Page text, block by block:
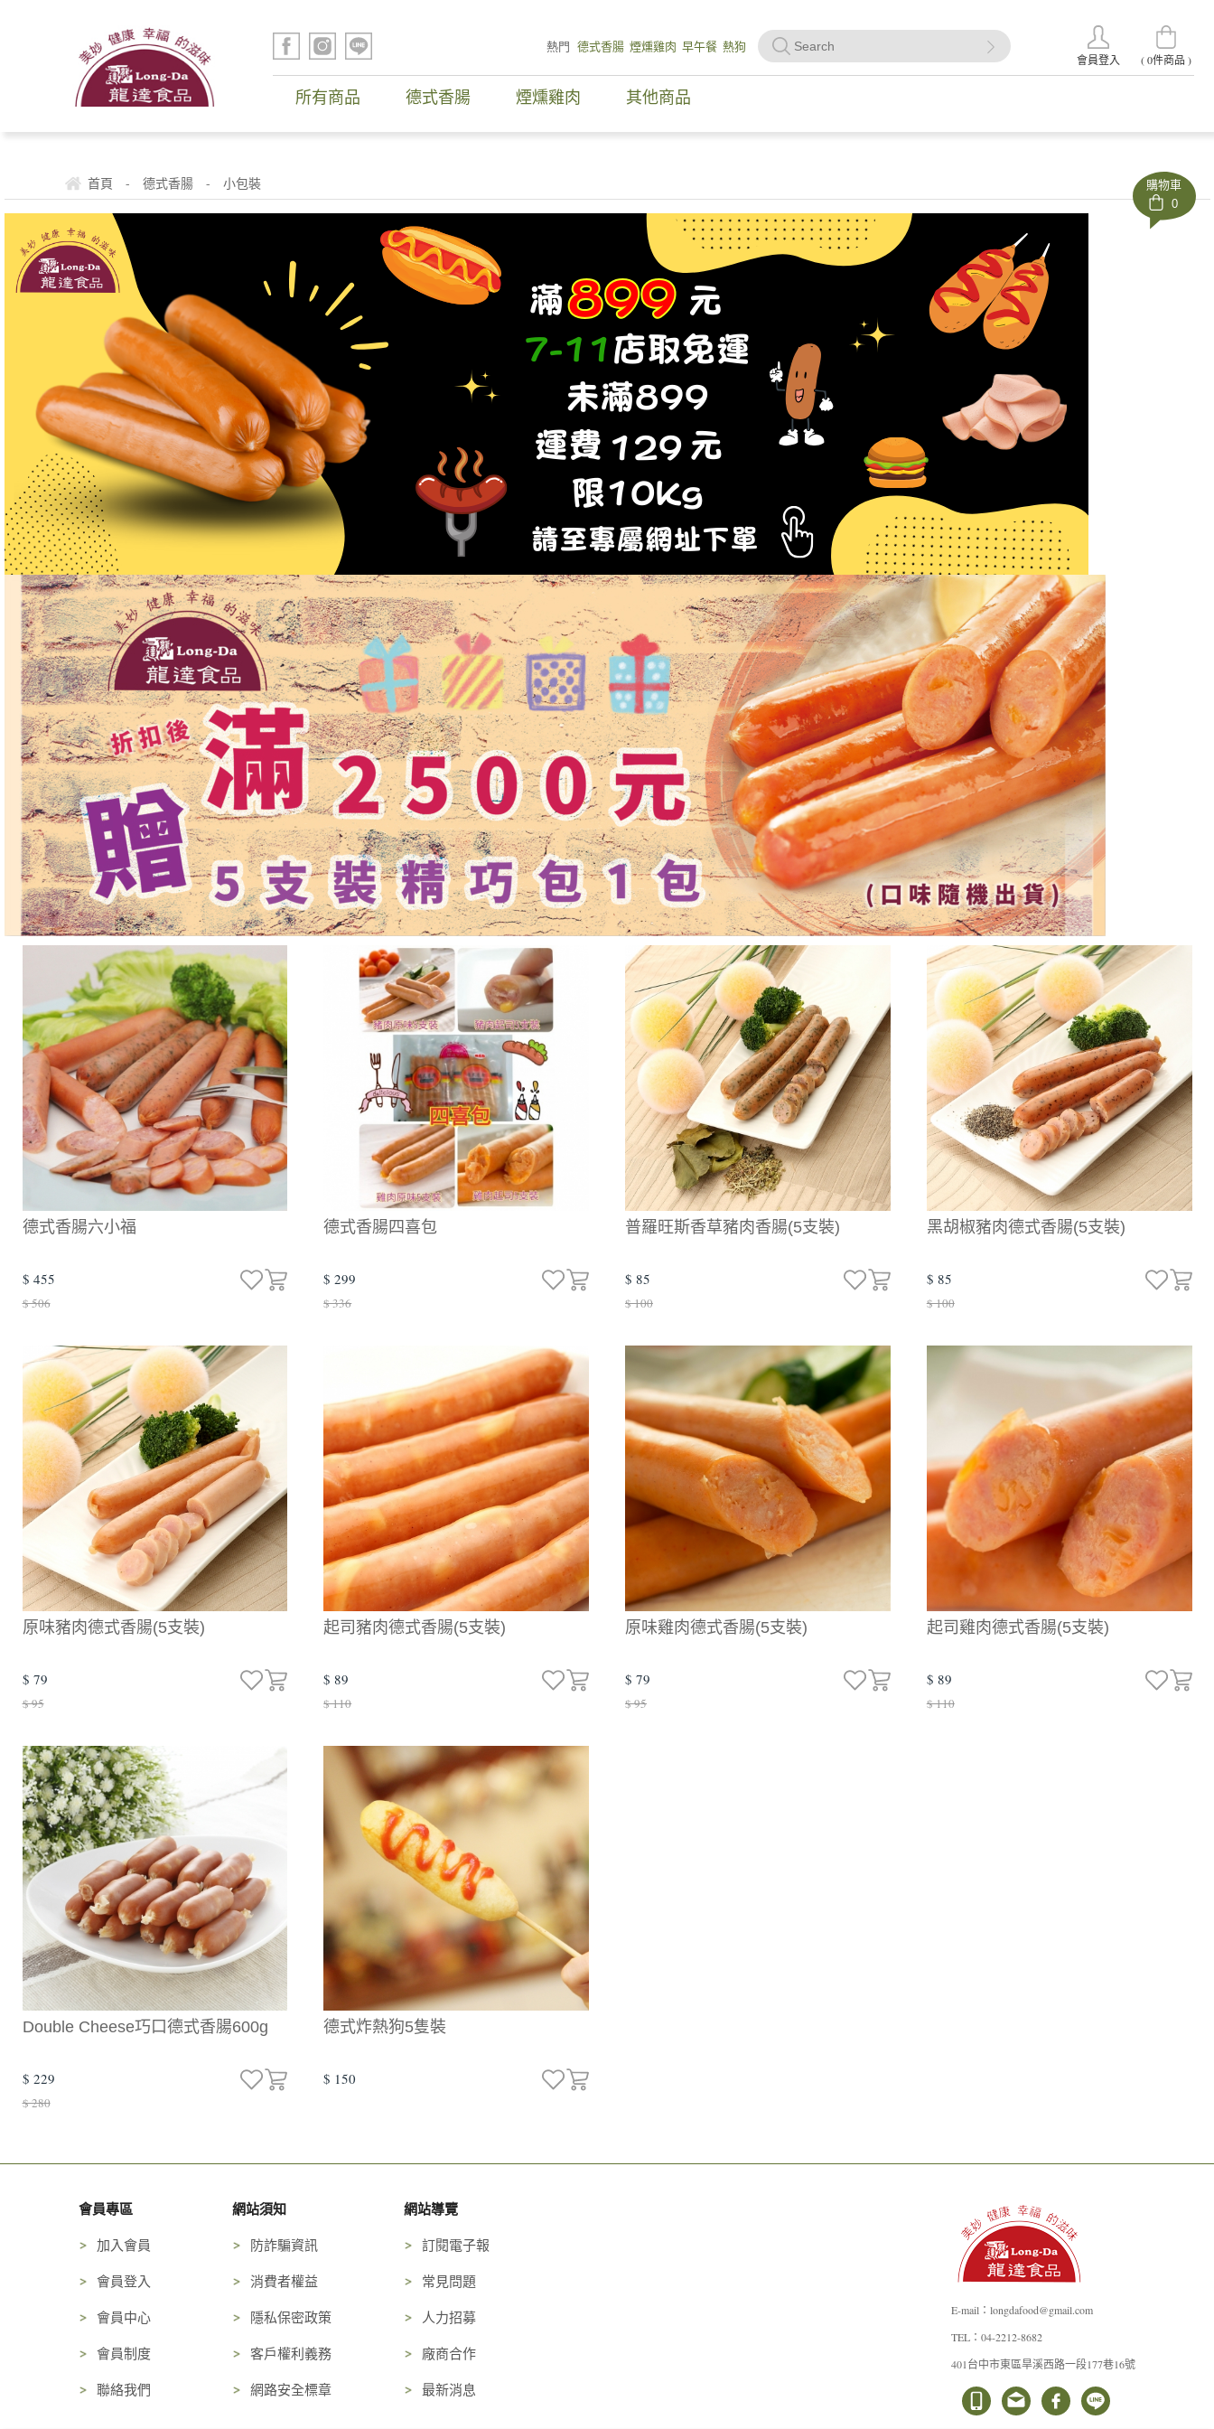
會員登入 (0件商品 )
熱門 德式香腸 煙燻雞肉 早午餐 熱狗
所有商品 德式香腸 煙燻雞肉 其他商品
購物車
0
首頁 - 德式香腸 - 小包裝
德式香腸六小福
$ 455
$ 506
德式香腸四喜包
$ 299
$ 336
普羅旺斯香草豬肉香腸(5支裝)
$ 85
$ 100
黑胡椒豬肉德式香腸(5支裝)
$ 85
$ 100
原味豬肉德式香腸(5支裝)
$ 79
$ 95
起司豬肉德式香腸(5支裝)
$ 89
$ 110
原味雞肉德式香腸(5支裝)
$ 79
$ 95
起司雞肉德式香腸(5支裝)
$ 89
$ 110
Double Cheese巧口德式香腸600g
$ 229
$ 280
德式炸熱狗5隻裝
$ 150
會員專區
加入會員
會員登入
會員中心
會員制度
聯絡我們
網站須知
防詐騙資訊
消費者權益
隱私保密政策
客戶權利義務
網路安全標章
網站導覽
訂閱電子報
常見問題
人力招募
廠商合作
最新消息
E-mail：longdafood@gmail.com
TEL：04-2212-8682
401台中市東區旱溪西路一段177巷16號